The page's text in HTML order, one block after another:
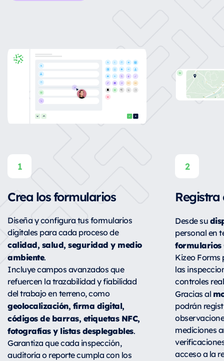
Crea los formularios
Diseña y configura tus formularios
digitales para cada proceso de
calidad, salud, seguridad y medio
ambiente.
Incluye campos avanzados que
refuercen la trazabilidad y fiabilidad
del trabajo en terreno, como
geolocalización, firma digital,
códigos de barras, etiquetas NFC,
fotografías y listas desplegables.
Garantiza que cada inspección,
auditoría o reporte cumpla con los
Desde su
personal en
formularios
Kizeo Forms
las
controles
Gracias al
podrán
mediciones
acceso a la